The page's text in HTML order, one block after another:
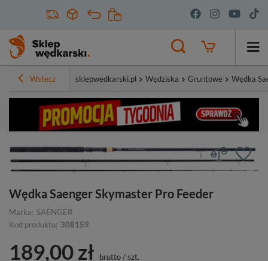
Wstecz sklepwedkarski.pl Wędziska Gruntowe Wędka
Wędka Saenger Skymaster Pro Feeder
Marka: SAENGER
Kod produktu: 308159
189,00 zł brutto/szt.